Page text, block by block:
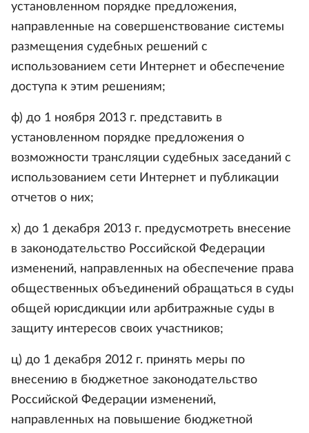
установленном порядке предложения,
направленные на совершенствование системы
размещения судебных решений с
использованием сети Интернет и обеспечение
доступа к этим решениям;
ф) до 1 ноября 2013 г. представить в
установленном порядке предложения о
возможности трансляции судебных заседаний с
использованием сети Интернет и публикации
отчетов о них;
х) до 1 декабря 2013 г. предусмотреть внесение
в законодательство Российской Федерации
изменений, направленных на обеспечение права
общественных объединений обращаться в суды
общей юрисдикции или арбитражные суды в
защиту интересов своих участников;
ц) до 1 декабря 2012 г. принять меры по
внесению в бюджетное законодательство
Российской Федерации изменений,
направленных на повышение бюджетной